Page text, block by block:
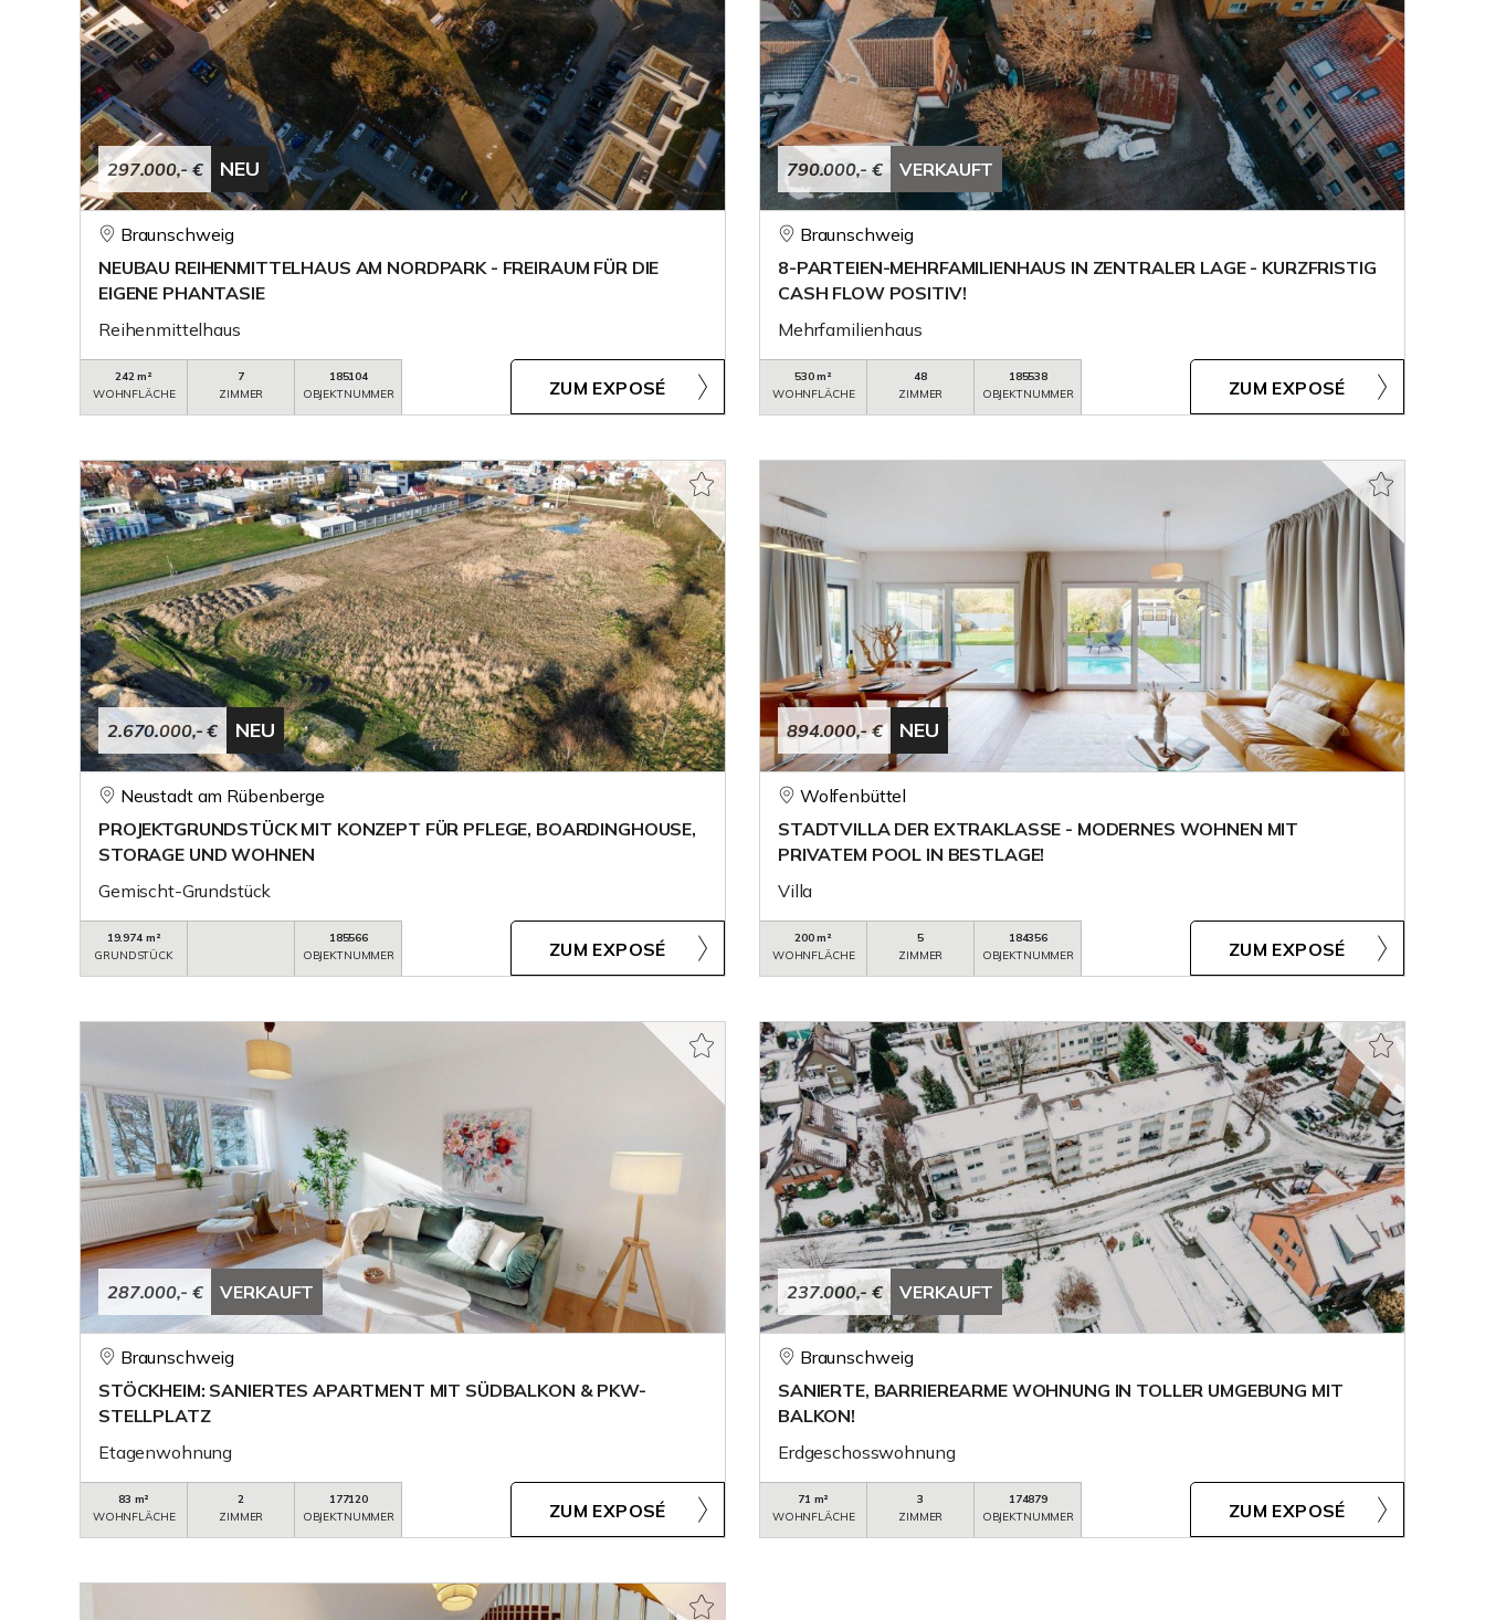
297.000,- € NEU
Braunschweig
NEUBAU REIHENMITTELHAUS AM NORDPARK - FREIRAUM FÜR DIE
EIGENE PHANTASIE
Reihenmittelhaus
242 m²
WOHNFLÄCHE
7
ZIMMER
185104
OBJEKTNUMMER
ZUM EXPOSÉ
790.000,- € VERKAUFT
Braunschweig
8-PARTEIEN-MEHRFAMILIENHAUS IN ZENTRALER LAGE - KURZFRISTIG
CASH FLOW POSITIV!
Mehrfamilienhaus
530 m²
WOHNFLÄCHE
48
ZIMMER
185538
OBJEKTNUMMER
ZUM EXPOSÉ
2.670.000,- € NEU
Neustadt am Rübenberge
PROJEKTGRUNDSTÜCK MIT KONZEPT FÜR PFLEGE, BOARDINGHOUSE,
STORAGE UND WOHNEN
Gemischt-Grundstück
19.974 m²
GRUNDSTÜCK
185566
OBJEKTNUMMER
ZUM EXPOSÉ
894.000,- € NEU
Wolfenbüttel
STADTVILLA DER EXTRAKLASSE - MODERNES WOHNEN MIT
PRIVATEM POOL IN BESTLAGE!
Villa
200 m²
WOHNFLÄCHE
5
ZIMMER
184356
OBJEKTNUMMER
ZUM EXPOSÉ
287.000,- € VERKAUFT
Braunschweig
STÖCKHEIM: SANIERTES APARTMENT MIT SÜDBALKON & PKW-
STELLPLATZ
Etagenwohnung
83 m²
WOHNFLÄCHE
2
ZIMMER
177120
OBJEKTNUMMER
ZUM EXPOSÉ
237.000,- € VERKAUFT
Braunschweig
SANIERTE, BARRIEREARME WOHNUNG IN TOLLER UMGEBUNG MIT
BALKON!
Erdgeschosswohnung
71 m²
WOHNFLÄCHE
3
ZIMMER
174879
OBJEKTNUMMER
ZUM EXPOSÉ